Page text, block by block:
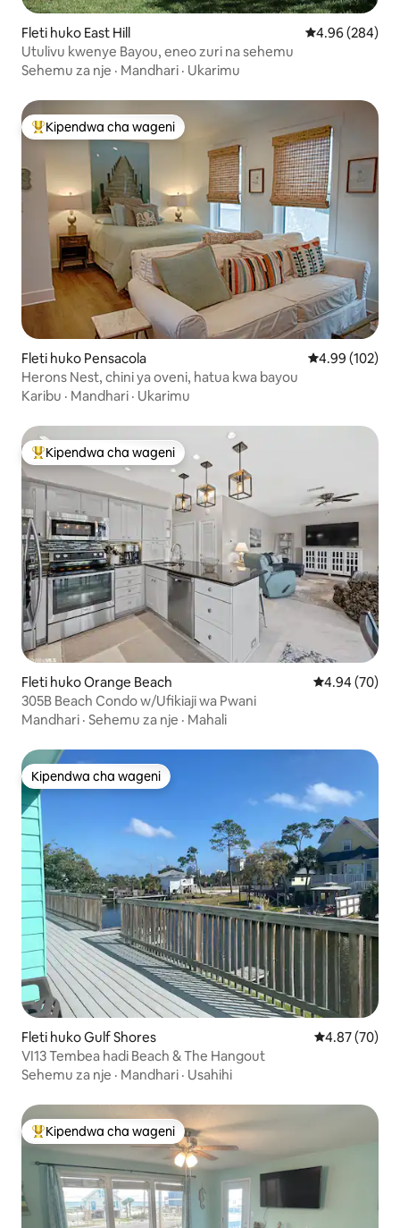
Fleti huko East Hill Ukadiriaji wa
4.96 (284)
Utulivu kwenye Bayou, eneo zuri na sehemu
Sehemu za nje · Mandhari · Ukarimu
Kipendwa maarufu cha wageni
Kipendwa cha wageni
Fleti huko Pensacola Ukadiriaji wa
4.99 (102)
Herons Nest, chini ya oveni, hatua kwa bayou
Karibu · Mandhari · Ukarimu
Kipendwa maarufu cha wageni
Kipendwa cha wageni
Fleti huko Orange Beach Ukadiriaji wa
4.94 (70)
305B Beach Condo w/Ufikiaji wa Pwani
Mandhari · Sehemu za nje · Mahali
Kipendwa cha wageni
Kipendwa cha wageni
Fleti huko Gulf Shores Ukadiriaji wa
4.87 (70)
VI13 Tembea hadi Beach & The Hangout
Sehemu za nje · Mandhari · Usahihi
Kipendwa maarufu cha wageni
Kipendwa cha wageni